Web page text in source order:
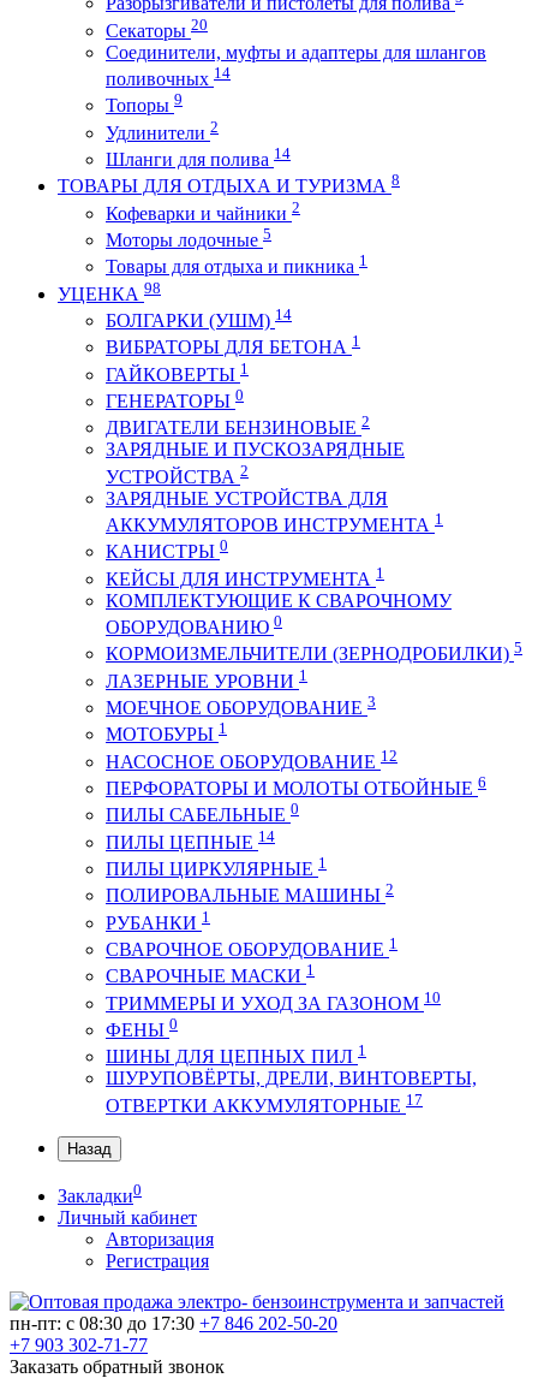
Секаторы 20
Соединители, муфты и адаптеры для шлангов
поливочных 14
Топоры 9
Удлинители 2
Шланги для полива 14
ТОВАРЫ ДЛЯ ОТДЫХА И ТУРИЗМА 8
Кофеварки и чайники 2
Моторы лодочные 5
Товары для отдыха и пикника 1
УЦЕНКА 98
БОЛГАРКИ (УШМ) 14
ВИБРАТОРЫ ДЛЯ БЕТОНА 1
ГАЙКОВЕРТЫ 1
ГЕНЕРАТОРЫ 0
ДВИГАТЕЛИ БЕНЗИНОВЫЕ 2
ЗАРЯДНЫЕ И ПУСКОЗАРЯДНЫЕ
УСТРОЙСТВА 2
ЗАРЯДНЫЕ УСТРОЙСТВА ДЛЯ
АККУМУЛЯТОРОВ ИНСТРУМЕНТА 1
КАНИСТРЫ 0
КЕЙСЫ ДЛЯ ИНСТРУМЕНТА 1
КОМПЛЕКТУЮЩИЕ К СВАРОЧНОМУ
ОБОРУДОВАНИЮ 0
КОРМОИЗМЕЛЬЧИТЕЛИ (ЗЕРНОДРОБИЛКИ) 5
ЛАЗЕРНЫЕ УРОВНИ 1
МОЕЧНОЕ ОБОРУДОВАНИЕ 3
МОТОБУРЫ 1
НАСОСНОЕ ОБОРУДОВАНИЕ 12
ПЕРФОРАТОРЫ И МОЛОТЫ ОТБОЙНЫЕ 6
ПИЛЫ САБЕЛЬНЫЕ 0
ПИЛЫ ЦЕПНЫЕ 14
ПИЛЫ ЦИРКУЛЯРНЫЕ 1
ПОЛИРОВАЛЬНЫЕ МАШИНЫ 2
РУБАНКИ 1
СВАРОЧНОЕ ОБОРУДОВАНИЕ 1
СВАРОЧНЫЕ МАСКИ 1
ТРИММЕРЫ И УХОД ЗА ГАЗОНОМ 10
ФЕНЫ 0
ШИНЫ ДЛЯ ЦЕПНЫХ ПИЛ 1
ШУРУПОВЁРТЫ, ДРЕЛИ, ВИНТОВЕРТЫ,
ОТВЕРТКИ АККУМУЛЯТОРНЫЕ 17
Назад
Закладки0
Личный кабинет
Авторизация
Регистрация
пн-пт: c 08:30 до 17:30 +7 846 202-50-20
+7 903 302-71-77
Заказать обратный звонок